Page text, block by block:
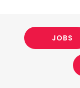
JOBS